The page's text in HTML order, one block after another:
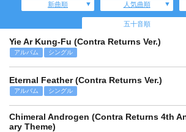
新曲順 人気曲順
五十音順
Yie Ar Kung-Fu (Contra Returns Ver.)
アルバム シングル
Eternal Feather (Contra Returns Ver.)
アルバム シングル
Chimeral Androgen (Contra Returns 4th
ary Theme)